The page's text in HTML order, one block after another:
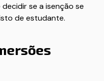
se a isenção se
de estudante.